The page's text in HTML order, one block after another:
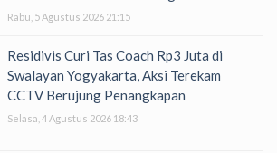
Rabu, 5 Agustus 2026 21:15
Residivis Curi Tas Coach Rp3 Juta di
Swalayan Yogyakarta, Aksi Terekam
CCTV Berujung Penangkapan
Selasa, 4 Agustus 2026 18:43